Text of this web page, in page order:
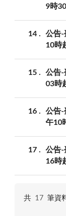
9時
14
公告-
10時
15
公告-
03時
16
公告-
午10
17
公告-
16時
共 17 筆資